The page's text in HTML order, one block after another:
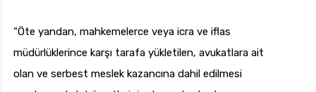
“Öte yandan, mahkemelerce veya icra ve iflas
müdürlüklerince karşı tarafa yükletilen, avukatlara ait
olan ve serbest meslek kazancına dahil edilmesi